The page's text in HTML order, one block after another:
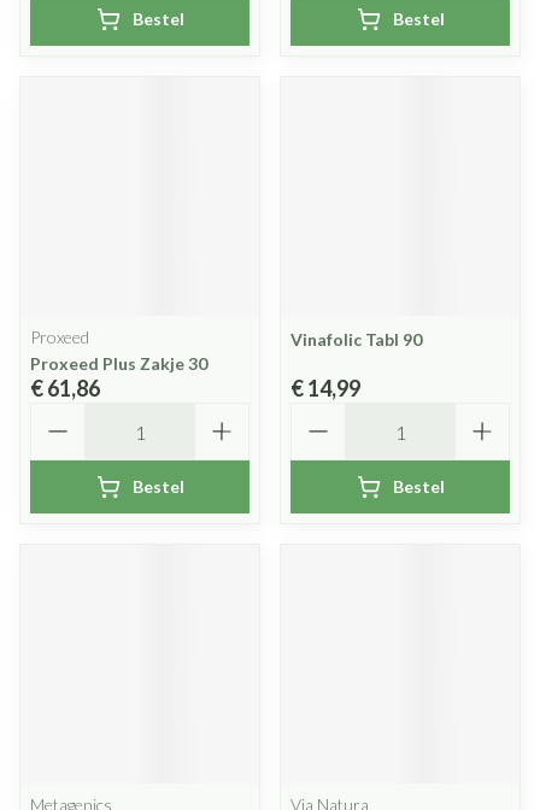
Bestel Bestel
Proxeed
Proxeed Plus Zakje 30
€ 61,86
Bestel
Vinafolic Tabl 90
€ 14,99
Bestel
Metagenics
Via Natura